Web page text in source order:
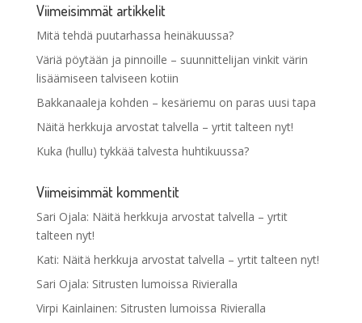
Viimeisimmät artikkelit
Mitä tehdä puutarhassa heinäkuussa?
Väriä pöytään ja pinnoille – suunnittelijan vinkit värin
lisäämiseen talviseen kotiin
Bakkanaaleja kohden – kesäriemu on paras uusi tapa
Näitä herkkuja arvostat talvella – yrtit talteen nyt!
Kuka (hullu) tykkää talvesta huhtikuussa?
Viimeisimmät kommentit
Sari Ojala: Näitä herkkuja arvostat talvella – yrtit
talteen nyt!
Kati: Näitä herkkuja arvostat talvella – yrtit talteen nyt!
Sari Ojala: Sitrusten lumoissa Rivieralla
Virpi Kainlainen: Sitrusten lumoissa Rivieralla